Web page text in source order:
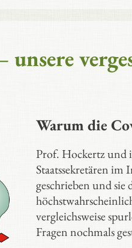
Warum die
Prof. Hockertz und
Staatssekretären
geschrieben und sie
vergleichsweise
Fragen nochmals